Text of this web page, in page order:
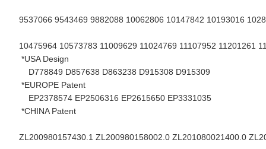
9537066 9543469 9882088 10062806 10147842 10193016
10475964 10573783 11009629 11024769 11107952 11201261
*USA Design
D778849 D857638 D863238 D915308 D915309
*EUROPE Patent
EP2378574 EP2506316 EP2615650 EP3331035
*CHINA Patent
ZL200980157430.1 ZL200980158002.0 ZL201080021400.0